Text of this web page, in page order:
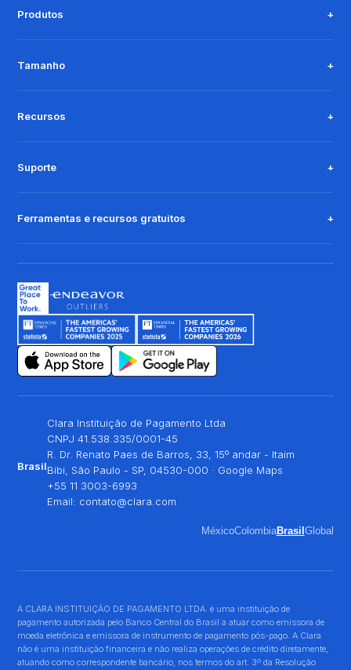
Produtos
Tamanho
Recursos
Suporte
Ferramentas e recursos gratuitos
Brasil
Clara Instituição de Pagamento Ltda
CNPJ 41.538.335/0001-45
R. Dr. Renato Paes de Barros, 33, 15º andar - Itaim
Bibi, São Paulo - SP, 04530-000 · Google Maps
+55 11 3003-6993
Email: contato@clara.com
MéxicoColombiaBrasil Global
A CLARA INSTITUIÇÃO DE PAGAMENTO LTDA. é uma instituição de
pagamento autorizada pelo Banco Central do Brasil a atuar como emissora de
moeda eletrônica e emissora de instrumento de pagamento pós-pago. A Clara
não é uma instituição financeira e não realiza operações de crédito diretamente,
atuando como correspondente bancário, nos termos do art. 3º da Resolução